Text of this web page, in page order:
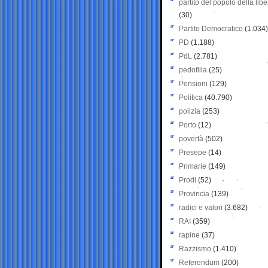
partito del popolo della
(30)
Partito Democratico (1.034)
PD (1.188)
PdL (2.781)
pedofilia (25)
Pensioni (129)
Politica (40.790)
polizia (253)
Porto (12)
povertà (502)
Presepe (14)
Primarie (149)
Prodi (52)
Provincia (139)
radici e valori (3.682)
RAI (359)
rapine (37)
Razzismo (1.410)
Referendum (200)